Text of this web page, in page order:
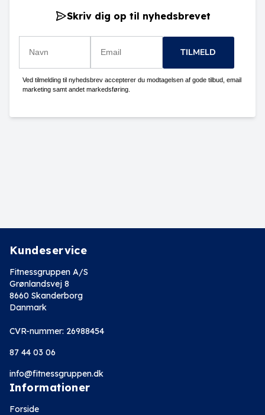
Skriv dig op til nyhedsbrevet
TILMELD
Ved tilmelding til nyhedsbrev accepterer du modtagelsen af gode tilbud, email
marketing samt andet markedsføring.
Kundeservice
Fitnessgruppen A/S
Grønlandsvej 8
8660 Skanderborg
Danmark
CVR-nummer: 26988454
87 44 03 06
info@fitnessgruppen.dk
Informationer
Forside